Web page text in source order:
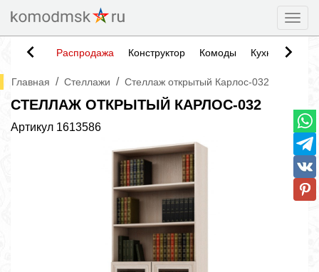
Распродажа Конструктор Комоды Кухни
Главная / Стеллажи / Стеллаж открытый Карлос-032
СТЕЛЛАЖ ОТКРЫТЫЙ КАРЛОС-032
Артикул 1613586